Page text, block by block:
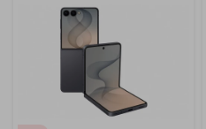
Tecnología
TV y Audio Monitores